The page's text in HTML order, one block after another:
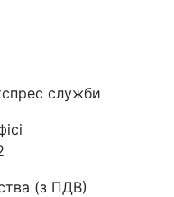
служби
(з ПДВ)